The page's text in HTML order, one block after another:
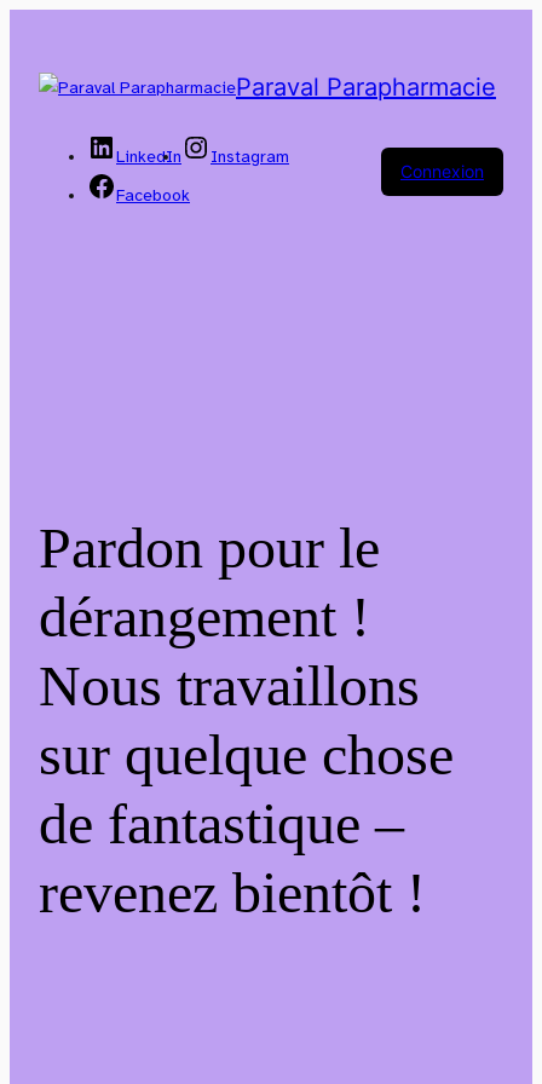
Paraval Parapharmacie
LinkedIn
Instagram
Facebook
Connexion
Pardon pour le
dérangement !
Nous travaillons
sur quelque chose
de fantastique –
revenez bientôt !